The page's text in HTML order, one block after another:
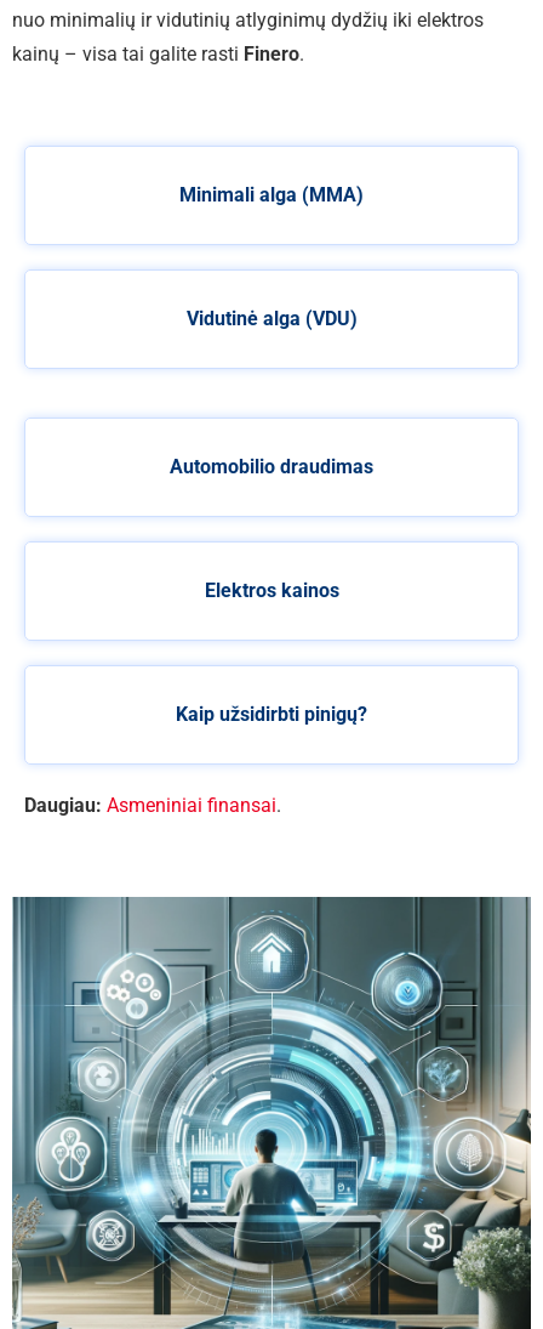
nuo minimalių ir vidutinių atlyginimų dydžių iki elektros
kainų – visa tai galite rasti Finero.
Minimali alga (MMA)
Vidutinė alga (VDU)
Automobilio draudimas
Elektros kainos
Kaip užsidirbti pinigų?
Daugiau: Asmeniniai finansai.